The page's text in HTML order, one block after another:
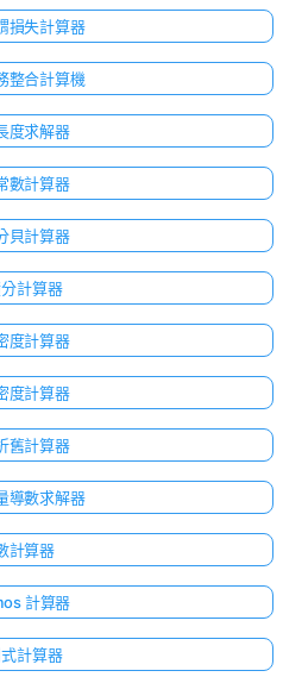
損失計算器
整合計算機
度求解器
數計算器
貝計算器
計算器
度計算器
度計算器
舊計算器
導數求解器
計算器
計算器
計算器